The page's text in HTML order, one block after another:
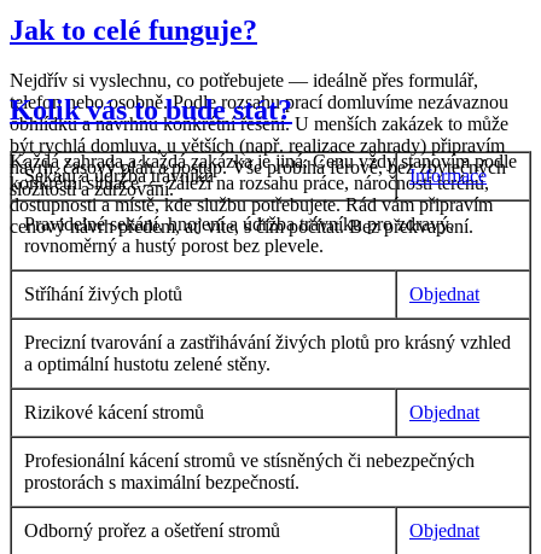
Jak to celé funguje?
Nejdřív si vyslechnu, co potřebujete — ideálně přes formulář,
telefon nebo osobně. Podle rozsahu prací domluvíme nezávaznou
obhlídku a navrhnu konkrétní řešení. U menších zakázek to může
být rychlá domluva, u větších (např. realizace zahrady) připravím
návrh, časový plán a postup. Vše probíhá férově, bez zbytečných
složitostí a zdržování.
Kolik vás to bude stát?
Každá zahrada a každá zakázka je jiná. Cenu vždy stanovím podle
konkrétní situace — záleží na rozsahu práce, náročnosti terénu,
dostupnosti a místě, kde službu potřebujete. Rád vám připravím
cenový návrh předem, ať víte, s čím počítat. Bez překvapení.
Sekání a údržba trávníků Informace
Pravidelné sekání, hnojení a údržba trávníku pro zdravý,
rovnoměrný a hustý porost bez plevele.
Stříhání živých plotů Objednat
Precizní tvarování a zastřihávání živých plotů pro krásný vzhled
a optimální hustotu zelené stěny.
Rizikové kácení stromů Objednat
Profesionální kácení stromů ve stísněných či nebezpečných
prostorách s maximální bezpečností.
Odborný prořez a ošetření stromů Objednat